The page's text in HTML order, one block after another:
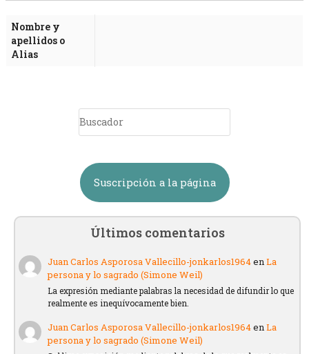
Nombre y
apellidos o
Alias
Suscripción a la página
Últimos comentarios
Juan Carlos Asporosa Vallecillo-jonkarlos1964enLa
persona y lo sagrado (Simone Weil)
La expresión mediante palabras la necesidad de difundir lo que
realmente es inequívocamente bien.
Juan Carlos Asporosa Vallecillo-jonkarlos1964enLa
persona y lo sagrado (Simone Weil)